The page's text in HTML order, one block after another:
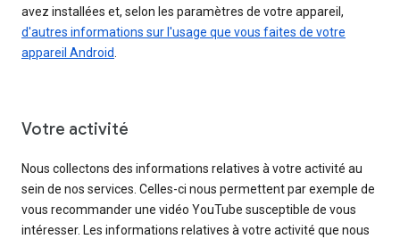
avez installées et, selon les paramètres de votre appareil,
d'autres informations sur l'usage que vous faites de votre
appareil Android.
Votre activité
Nous collectons des informations relatives à votre activité au
sein de nos services. Celles-ci nous permettent par exemple de
vous recommander une vidéo YouTube susceptible de vous
intéresser. Les informations relatives à votre activité que nous